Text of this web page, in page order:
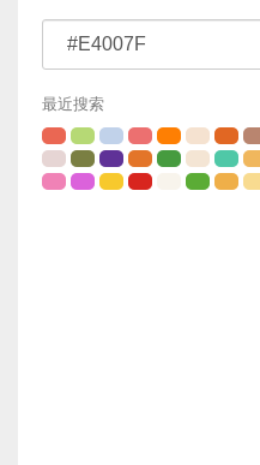
最近搜索